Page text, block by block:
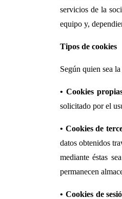
servicios de la
equipo y,
Tipos de cookies
Según quien sea
• Cookies
solicitado por el
• Cookies de
datos obtenidos
mediante éstas
permanecen
• Cookies de